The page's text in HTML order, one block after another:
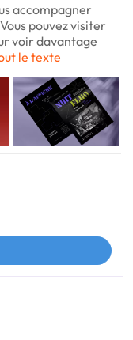
accompagner
pouvez visiter
voir davantage
le texte